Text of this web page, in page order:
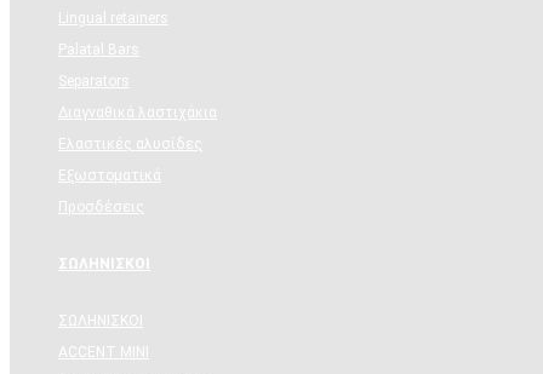
Lingual retainers
Palatal Bars
Separators
Διαγναθικά λαστιχάκια
Ελαστικές αλυσίδες
Εξωστοματικά
Προσδέσεις
ΣΩΛΗΝΙΣΚΟΙ
ΣΩΛΗΝΙΣΚΟΙ
ACCENT MINI